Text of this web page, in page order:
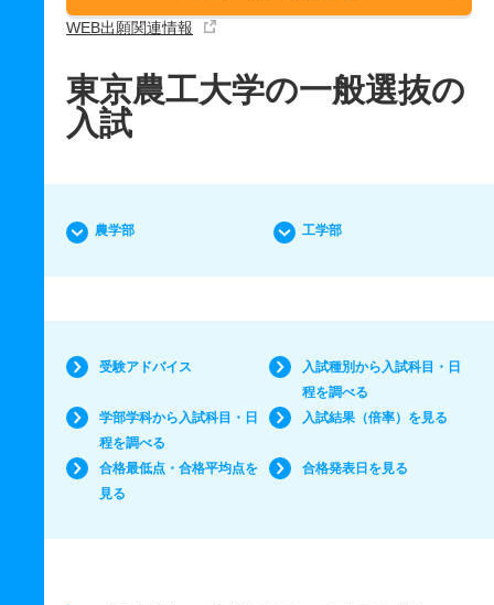
WEB出願関連情報
東京農工大学の一般選抜の
入試
農学部 工学部
受験アドバイス
入試種別から入試科目・日
程を調べる
学部学科から入試科目・日
程を調べる
入試結果（倍率）を見る
合格最低点・合格平均点を
見る
合格発表日を見る